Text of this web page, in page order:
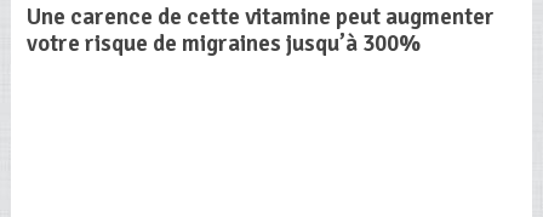
Une carence de cette vitamine peut augmenter
votre risque de migraines jusqu’à 300%